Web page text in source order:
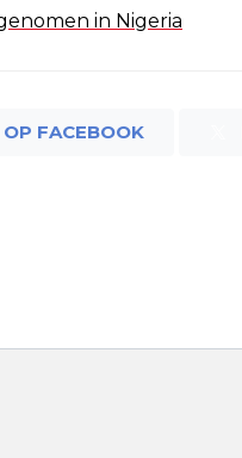
in Nigeria
OP FACEBOOK